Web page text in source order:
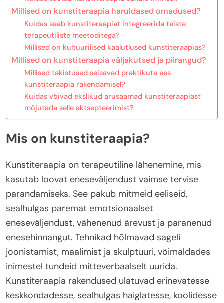
Millised on kunstiteraapia haruldased omadused?
Kuidas saab kunstiteraapiat integreerida teiste
terapeutiliste meetoditega?
Millised on kultuurilised kaalutlused kunstiteraapias?
Millised on kunstiteraapia väljakutsed ja piirangud?
Millised takistused seisavad praktikute ees
kunstiteraapia rakendamisel?
Kuidas võivad ekslikud arusaamad kunstiteraapiast
mõjutada selle aktsepteerimist?
Mis on kunstiteraapia?
Kunstiteraapia on terapeutiline lähenemine, mis
kasutab loovat eneseväljendust vaimse tervise
parandamiseks. See pakub mitmeid eeliseid,
sealhulgas paremat emotsionaalset
eneseväljendust, vähenenud ärevust ja paranenud
enesehinnangut. Tehnikad hõlmavad sageli
joonistamist, maalimist ja skulptuuri, võimaldades
inimestel tundeid mitteverbaalselt uurida.
Kunstiteraapia rakendused ulatuvad erinevatesse
keskkondadesse, sealhulgas haiglatesse, koolidesse